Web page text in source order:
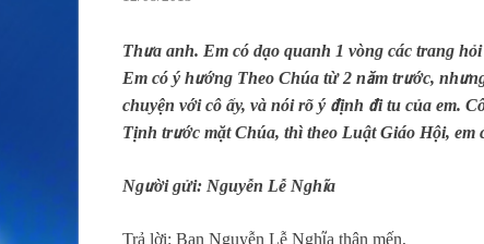
Thưa anh. Em có dạo quanh 1 vòng các trang
Em có ý hướng Theo Chúa từ 2 năm trước,
chuyện với cô ấy, và nói rõ ý định đi tu của em.
Tịnh trước mặt Chúa, thì theo Luật Giáo Hội,
Người gửi: Nguyễn Lễ Nghĩa
Trả lời: Bạn Nguyễn Lễ Nghĩa thân mến,